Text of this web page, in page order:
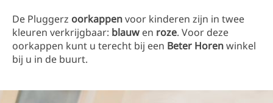
De Pluggerz oorkappenvoor kinderen zijn in twee
kleuren verkrijgbaar: blauw en roze. Voor deze
oorkappen kunt u terecht bij een Beter Horenwinkel
bij u in de buurt.